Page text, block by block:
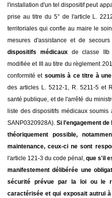
l'installation d'un tel dispositif peut
prise au titre du 5° de l'article L.
territoriales qui confie au maire le
mesures d'assistance et de
dispositifs médicauxde classe IIb
modifiée et III au titre du règlement
conformité et soumis à ce titre à
des articles L. 5212-1, R. 5211-5 et
santé publique, et de l'arrêté du
liste des dispositifs médicaux
SANP0320928A). Si l'engagement
théoriquement possible,
maintenance, ceux-ci ne sont
l'article 121-3 du code pénal, que s'il
manifestement délibérée une
sécurité prévue par la loi ou le
caractérisée et qui exposait autrui